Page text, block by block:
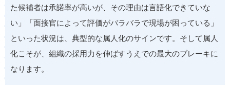
た候補者は承諾率が高いが、その理由は言語化できていな
い」「面接官によって評価がバラバラで現場が困っている」
といった状況は、典型的な属人化のサインです。そして属人
化こそが、組織の採用力を伸ばすうえでの最大のブレーキに
なります。